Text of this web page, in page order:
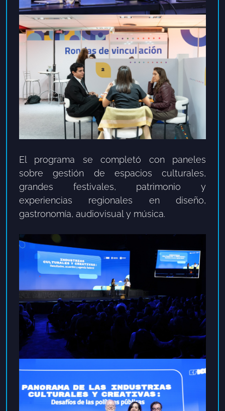
El programa se completó con paneles
sobre gestión de espacios culturales,
grandes festivales, patrimonio y
experiencias regionales en diseño,
gastronomía, audiovisual y música.